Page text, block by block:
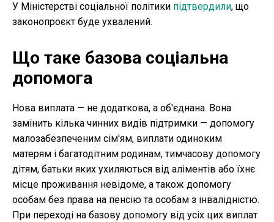
У Міністерстві соціальної політики підтвердили, що
законопроєкт буде ухвалений.
Що таке базова соціальна
допомога
Нова виплата — не додаткова, а об'єднана. Вона
замінить кілька чинних видів підтримки — допомогу
малозабезпеченим сім'ям, виплати одиноким
матерям і багатодітним родинам, тимчасову допомогу
дітям, батьки яких ухиляються від аліментів або їхнє
місце проживання невідоме, а також допомогу
особам без права на пенсію та особам з інвалідністю.
При переході на базову допомогу від усіх цих виплат